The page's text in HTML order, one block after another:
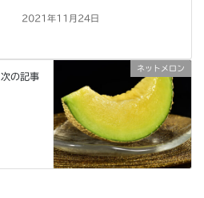
2021年11月24日
ネットメロン
次の記事